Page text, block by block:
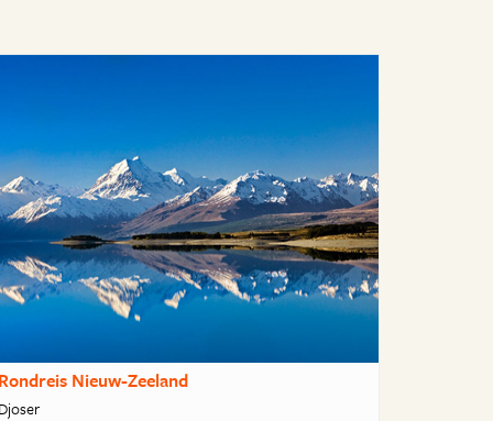
Nieuw-Zeeland